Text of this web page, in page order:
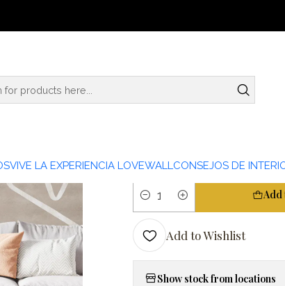
VIVE LA EXPERIENCIA LOVEWALL CONSEJOS DE
PAT23-10
Quantity
Add
Add to Wishlist
Show stock from locations